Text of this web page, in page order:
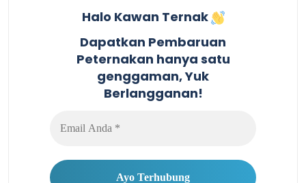
Halo Kawan Ternak
Dapatkan Pembaruan
Peternakan hanya satu
genggaman, Yuk
Berlangganan!